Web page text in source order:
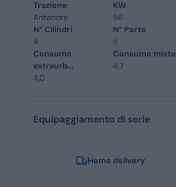
Trazione
Anteriore
KW
96
N° Cilindri
4
N° Porte
5
Consumo
extraurb...
4.0
Consumo misto
4.7
Equipaggiamento di serie
Home delivery